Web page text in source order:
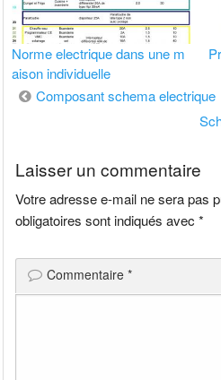
Norme electrique dans une m
aison individuelle
Navigation
Composant schema electrique
Laisser un commentaire
Votre adresse e-mail ne sera pas
obligatoires sont indiqués avec*
Commentaire*